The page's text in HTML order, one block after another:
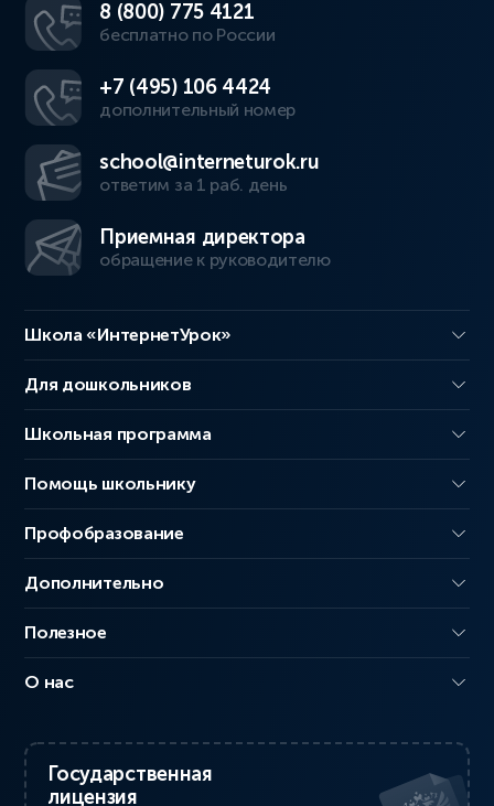
8 (800) 775 4121
бесплатно по России
+7 (495) 106 4424
дополнительный номер
school@interneturok.ru
ответим за 1 раб. день
Приемная директора
обращение к руководителю
Школа «ИнтернетУрок»
Для дошкольников
Школьная программа
Помощь школьнику
Профобразование
Дополнительно
Полезное
О нас
Государственная
лицензия